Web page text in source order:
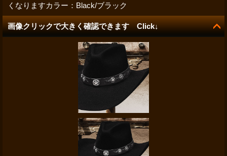
くなりますカラー：Black/ブラック
画像クリックで大きく確認できます Click↓